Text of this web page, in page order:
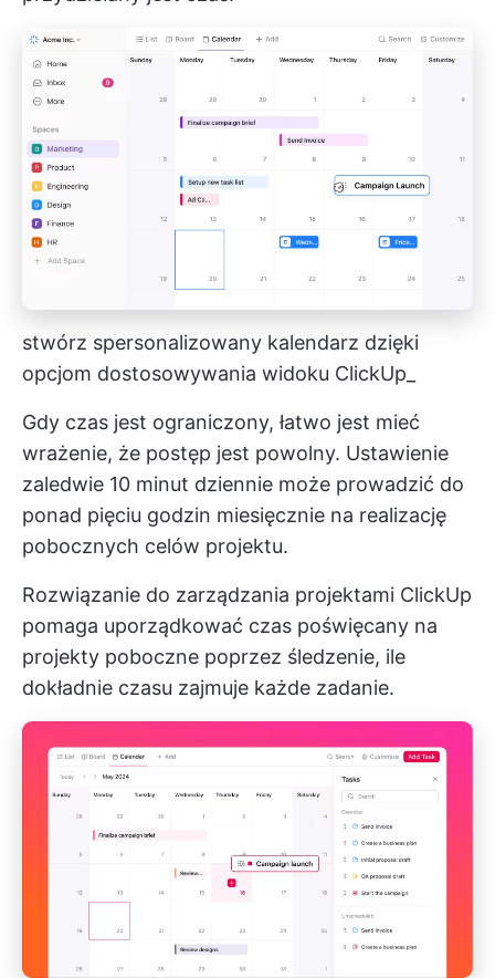
stwórz spersonalizowany kalendarz dzięki
opcjom dostosowywania widoku ClickUp_
Gdy czas jest ograniczony, łatwo jest mieć
wrażenie, że postęp jest powolny. Ustawienie
zaledwie 10 minut dziennie może prowadzić do
ponad pięciu godzin miesięcznie na realizację
pobocznych celów projektu.
Rozwiązanie do zarządzania projektami ClickUp
pomaga uporządkować czas poświęcany na
projekty poboczne poprzez śledzenie, ile
dokładnie czasu zajmuje każde zadanie.